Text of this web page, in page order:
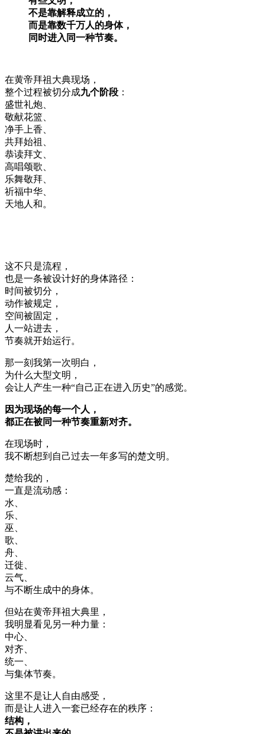
不是靠解释成立的，
而是靠数千万人的身体，
同时进入同一种节奏。
在黄帝拜祖大典现场，
整个过程被切分成九个阶段 ：
盛世礼炮、
敬献花篮、
净手上香、
共拜始祖、
恭读拜文、
高唱颂歌、
乐舞敬拜、
祈福中华、
天地人和。
这不只是流程，
也是一条被设计好的身体路径：
时间被切分，
动作被规定，
空间被固定，
人一站进去，
节奏就开始运行。
那一刻我第一次明白，
为什么大型文明，
会让人产生一种“自己正在进入历史”的感觉。
因为现场的每一个人，
都正在被同一种节奏重新对齐。
在现场时，
我不断想到自己过去一年多写的楚文明。
楚给我的，
一直是流动感：
水、
乐、
巫、
歌、
舟、
迁徙、
云气、
与不断生成中的身体。
但站在黄帝拜祖大典里，
我明显看见另一种力量：
中心、
对齐、
统一、
与集体节奏。
这里不是让人自由感受，
而是让人进入一套已经存在的秩序：
结构，